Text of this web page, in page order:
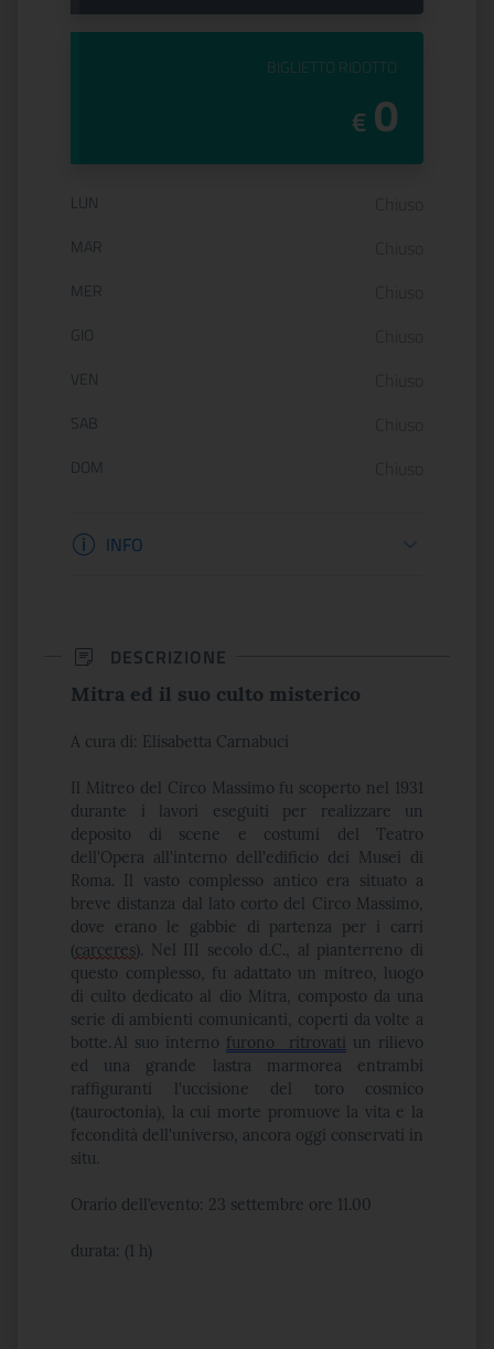
PREZZO DEL
BIGLIETTO RIDOTTO
€ 0
Orario di apertura:
LUN
MAR
MER
GIO
VEN
SAB
DOM
Informazioni biglietteria
INFO
DESCRIZIONE
Mitra ed il suo culto misterico
A cura di: Elisabetta Carnabuci
Il Mitreo del Circo Massimo fu scoperto nel 1931
durante i lavori eseguiti per realizzare un
deposito di scene e costumi del Teatro
dell'Opera all'interno dell'edificio dei Musei di
Roma. Il vasto complesso antico era situato a
breve distanza dal lato corto del Circo Massimo,
dove erano le gabbie di partenza per i carri
(carceres). Nel III secolo d.C., al pianterreno di
questo complesso, fu adattato un mitreo, luogo
di culto dedicato al dio Mitra, composto da una
serie di ambienti comunicanti, coperti da volte a
botte. Al suo interno furono ritrovati un rilievo
ed una grande lastra marmorea entrambi
raffiguranti l'uccisione del toro cosmico
(tauroctonia), la cui morte promuove la vita e la
fecondità dell'universo, ancora oggi conservati in
situ.
Orario dell’evento: 23 settembre ore 11.00
durata: (1 h)